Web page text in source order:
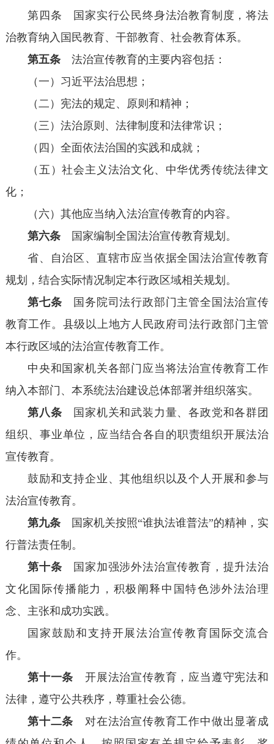
第四条 国家实行公民终身法治教育制度，将法
治教育纳入国民教育、干部教育、社会教育体系。
第五条法治宣传教育的主要内容包括：
（一）习近平法治思想；
（二）宪法的规定、原则和精神；
（三）法治原则、法律制度和法律常识；
（四）全面依法治国的实践和成就；
（五）社会主义法治文化、中华优秀传统法律文
化；
（六）其他应当纳入法治宣传教育的内容。
第六条国家编制全国法治宣传教育规划。
省、自治区、直辖市应当依据全国法治宣传教育
规划，结合实际情况制定本行政区域相关规划。
第七条
国务院司法行政部门主管全国法治宣传
教育工作。县级以上地方人民政府司法行政部门主管
本行政区域的法治宣传教育工作。
中央和国家机关各部门应当将法治宣传教育工作
纳入本部门、本系统法治建设总体部署并组织落实。
第八条 国家机关和武装力量、各政党和各群团
组织、事业单位，应当结合各自的职责组织开展法治
宣传教育。
鼓励和支持企业、其他组织以及个人开展和参与
法治宣传教育。
第九条国家机关按照“谁执法谁普法”的精神，实
行普法责任制。
第十条 国家加强涉外法治宣传教育，提升法治
文化国际传播能力，积极阐释中国特色涉外法治理
念、主张和成功实践。
国家鼓励和支持开展法治宣传教育国际交流合
作。
第十一条 开展法治宣传教育，应当遵守宪法和
法律，遵守公共秩序，尊重社会公德。
第十二条 对在法治宣传教育工作中做出显著成